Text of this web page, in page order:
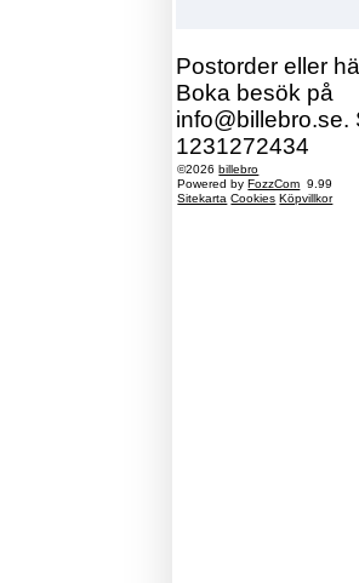
Postorder eller
Boka besök på
info@billebro.se.
1231272434
©2026billebro
Powered byFozzCom 9.99
Sitekarta Cookies Köpvillkor